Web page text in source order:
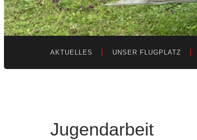
e.V.
AKTUELLES UNSER FLUGPLATZ
Jugendarbeit